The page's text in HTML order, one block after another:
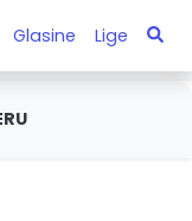
Glasine Lige